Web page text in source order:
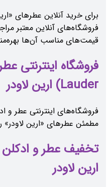
برای خرید آنلاین عطرهای
فروشگاه‌های آنلاین معتبر
قیمت‌های مناسب آن‌ها
Lauder) ارین لاودر
فروشگاه‌های اینترنتی عطر و
مطمئن عطرهای «ارین لاودر»
ارین لاودر